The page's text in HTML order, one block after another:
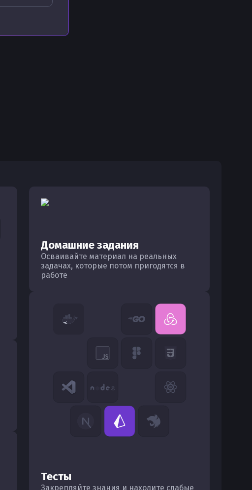
Домашние задания
Осваивайте материал на реальных
задачах, которые потом пригодятся в
работе
Тесты
Закрепляйте знания и находите слабые